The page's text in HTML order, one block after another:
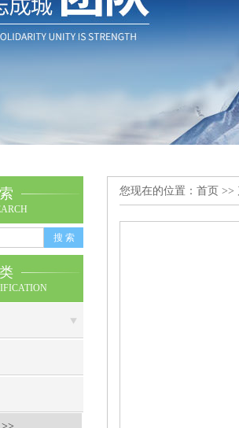
您现在的位置： 首页 >>